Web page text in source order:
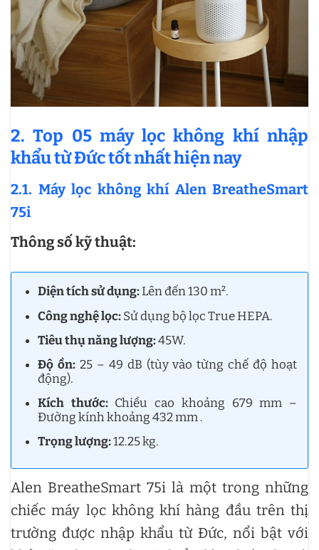
2. Top 05 máy lọc không khí nhập
khẩu từ Đức tốt nhất hiện nay
2.1. Máy lọc không khí Alen BreatheSmart
75i
Thông số kỹ thuật:
Diện tích sử dụng:Lên đến 130 m².
Công nghệ lọc:Sử dụng bộ lọc True HEPA.
Tiêu thụ năng lượng:45W.
Độ ồn: 25 – 49 dB (tùy vào từng chế độ hoạt
động).
Kích thước:Chiều cao khoảng 679 mm –
Đường kính khoảng 432 mm .
Trọng lượng:12.25 kg.
Alen BreatheSmart 75i là một trong những
chiếc máy lọc không khí hàng đầu trên thị
trường được nhập khẩu từ Đức, nổi bật với